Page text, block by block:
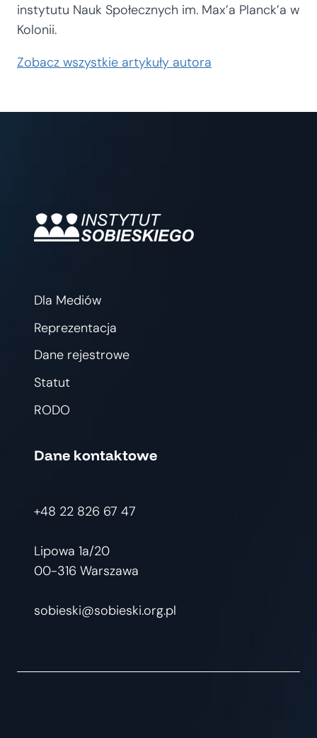
instytutu Nauk Społecznych im. Max’a Planck’a w
Kolonii.
Zobacz wszystkie artykuły autora
Dla Mediów
Reprezentacja
Dane rejestrowe
Statut
RODO
Dane kontaktowe
+48 22 826 67 47
Lipowa 1a/20
00-316 Warszawa
sobieski@sobieski.org.pl